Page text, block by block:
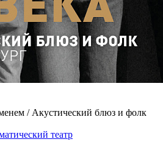
/ Акустический блюз и фолк
театр